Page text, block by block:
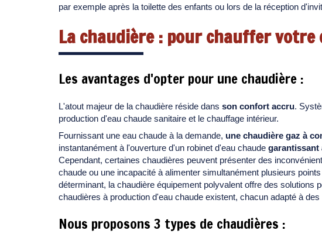
par exemple après la toilette des enfants ou lors de la réception
La chaudière : pour chauffer
Les avantages d'opter pour une chaudière :
L'atout majeur de la chaudière réside dans son confort accru.
production d'eau chaude sanitaire et le chauffage intérieur.
Fournissant une eau chaude à la demande, une chaudière gaz à
instantanément à l'ouverture d'un robinet d'eau chaude garantissant
Cependant, certaines chaudières peuvent présenter des
chaude ou une incapacité à alimenter simultanément plusieurs
déterminant, la chaudière équipement polyvalent offre des solutions
chaudières à production d'eau chaude existent, chacun adapté à
Nous proposons 3 types de chaudières :